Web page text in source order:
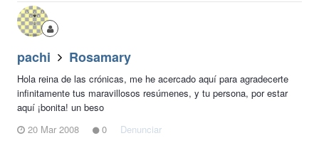
pachi Rosamary
Hola reina de las crónicas, me he acercado aquí para agradecerte
infinitamente tus maravillosos resúmenes, y tu persona, por estar
aquí ¡bonita! un beso
20 Mar 2008
0 Denunciar